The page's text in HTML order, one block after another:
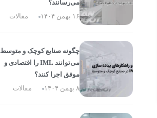
می‌رسانند؟
۱۶ بهمن ۱۴۰۴
مقالات
چگونه صنایع کوچک و متوسط
می‌توانند IML را اقتصادی و
موفق اجرا کنند؟
۸ بهمن ۱۴۰۴
مقالات